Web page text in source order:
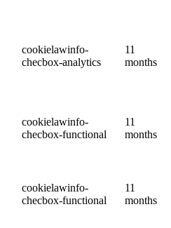
cookielawinfo-
checbox-analytics
11
months
cookielawinfo-
checbox-functional
11
months
cookielawinfo-
checbox-functional
11
months